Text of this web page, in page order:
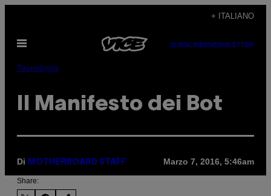
contenuto
+ ITALIANO
Apri
SUBSCRIBENEWSLETTER
Tecnología
Il Manifesto dei Bot
Di MOTHERBOARD STAFF Marzo 7, 2016, 5:46am
Share: